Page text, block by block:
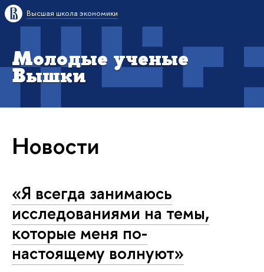
Высшая школа экономики
Молодые ученые
Вышки
Новости
«Я всегда занимаюсь
исследованиями на темы,
которые меня по-
настоящему волнуют»